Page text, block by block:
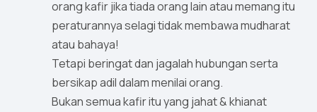
orang kafir jika tiada orang lain atau memang itu
peraturannya selagi tidak membawa mudharat
atau bahaya!
Tetapi beringat dan jagalah hubungan serta
bersikap adil dalam menilai orang.
Bukan semua kafir itu yang jahat & khianat